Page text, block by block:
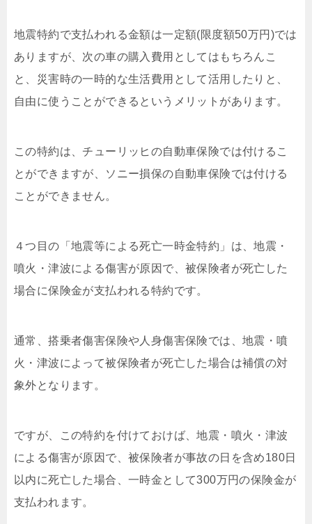
地震特約で支払われる金額は一定額(限度額50万円)では
ありますが、次の車の購入費用としてはもちろんこ
と、災害時の一時的な生活費用として活用したりと、
自由に使うことができるというメリットがあります。
この特約は、チューリッヒの自動車保険では付けるこ
とができますが、ソニー損保の自動車保険では付ける
ことができません。
４つ目の「地震等による死亡一時金特約」は、地震・
噴火・津波による傷害が原因で、被保険者が死亡した
場合に保険金が支払われる特約です。
通常、搭乗者傷害保険や人身傷害保険では、地震・噴
火・津波によって被保険者が死亡した場合は補償の対
象外となります。
ですが、この特約を付けておけば、地震・噴火・津波
による傷害が原因で、被保険者が事故の日を含め180日
以内に死亡した場合、一時金として300万円の保険金が
支払われます。